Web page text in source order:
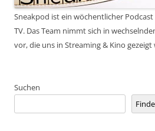
Sneakpod ist ein wöchentlicher
TV. Das Team nimmt sich in
vor, die uns in Streaming & Kino
Suchen